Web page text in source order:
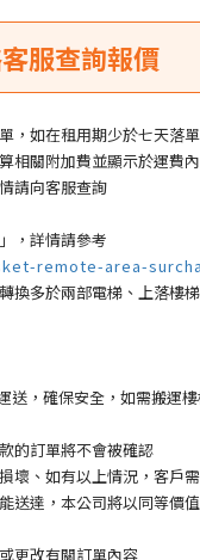
，如在租用期少於七天落
相關附加費並顯示於運費內
請向客服查詢
」
，詳情請參考
remote-area-
換多於兩部電梯、上落樓
，確保安全，如需搬運
的訂單將不會被確認
壞、如有以上情況，客戶
送達，本公司將以同等價
更改有關訂單內容